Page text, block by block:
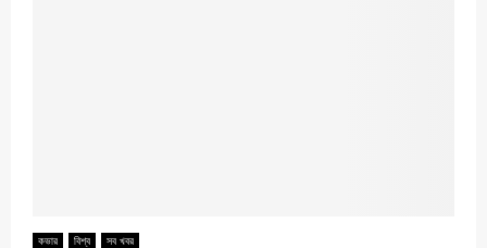
কভার বিশ্ব সব খবর